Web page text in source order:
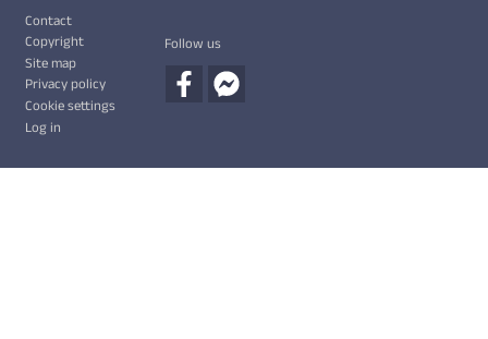
Contact
Copyright
Site map
Privacy policy
Cookie settings
Log in
Follow us